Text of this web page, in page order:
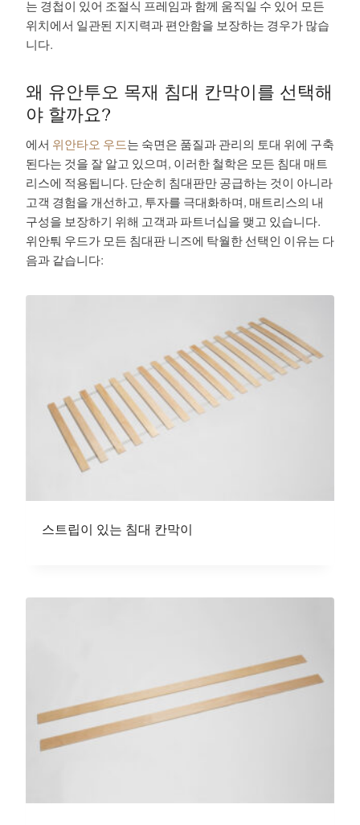
는 경첩이 있어 조절식 프레임과 함께 움직일 수 있어 모든
위치에서 일관된 지지력과 편안함을 보장하는 경우가 많습
니다.
왜 유안투오 목재 침대 칸막이를 선택해
야 할까요?
에서 위안타오 우드는 숙면은 품질과 관리의 토대 위에 구축
된다는 것을 잘 알고 있으며, 이러한 철학은 모든 침대 매트
리스에 적용됩니다. 단순히 침대판만 공급하는 것이 아니라
고객 경험을 개선하고, 투자를 극대화하며, 매트리스의 내
구성을 보장하기 위해 고객과 파트너십을 맺고 있습니다.
위안퉈 우드가 모든 침대판 니즈에 탁월한 선택인 이유는 다
음과 같습니다:
스트립이 있는 침대 칸막이